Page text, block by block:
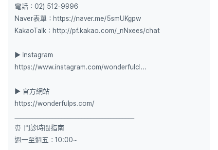
電話：02) 512-9996
Naver表單：https://naver.me/5smUKgpw
KakaoTalk：http://pf.kakao.com/_nNxees/chat
▶ Instagram
https://www.instagram.com/wonderfulcl...
▶ 官方網站
https://wonderfulps.com/
⏰ 門診時間指南
週一至週五：10:00~